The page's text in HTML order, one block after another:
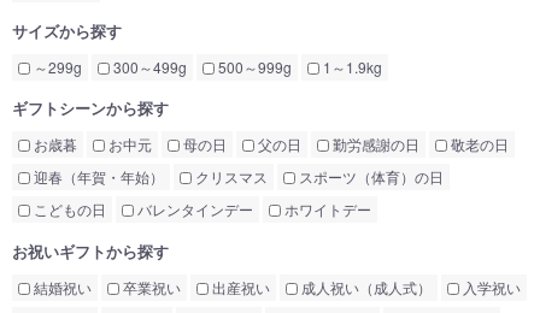
サイズから探す
～299g 300～499g 500～999g 1～1.9kg
ギフトシーンから探す
お歳暮 お中元 母の日 父の日 勤労感謝の日
敬老の日
迎春（年賀・年始）
クリスマス
スポーツ（体育）の日
こどもの日
バレンタインデー ホワイトデー
お祝いギフトから探す
結婚祝い 卒業祝い 出産祝い 成人祝い（成人式）
入学祝い